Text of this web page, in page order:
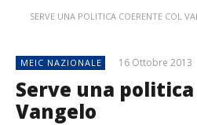
SERVE UNA POLITICA COERENTE COL
MEIC NAZIONALE 16 Ottobre 2013
Serve una
Vangelo